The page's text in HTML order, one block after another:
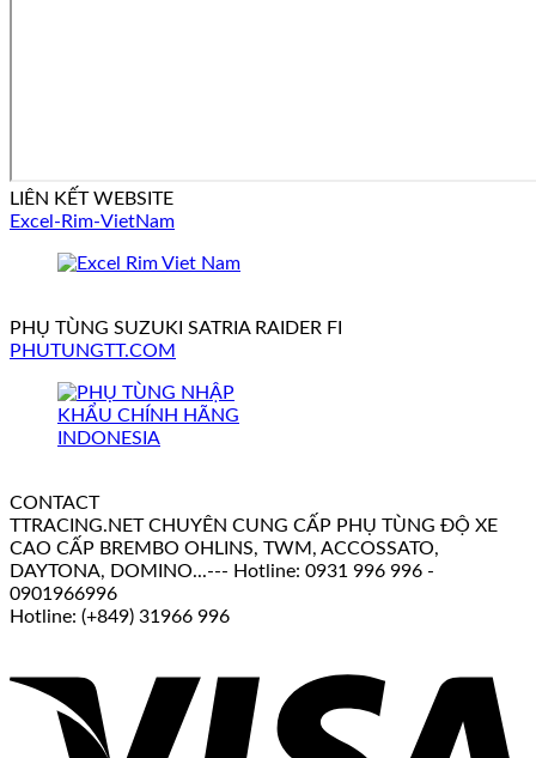
LIÊN KẾT WEBSITE
Excel-Rim-VietNam
PHỤ TÙNG SUZUKI SATRIA RAIDER FI
PHUTUNGTT.COM
CONTACT
TTRACING.NET CHUYÊN CUNG CẤP PHỤ TÙNG ĐỘ XE
CAO CẤP BREMBO OHLINS, TWM, ACCOSSATO,
DAYTONA, DOMINO...--- Hotline: 0931 996 996 -
0901966996
Hotline: (+849) 31966 996